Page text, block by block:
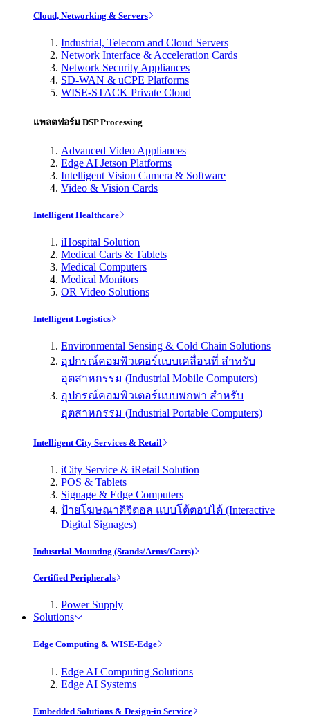
Cloud, Networking & Servers
Industrial, Telecom and Cloud Servers
Network Interface & Acceleration Cards
Network Security Appliances
SD-WAN & uCPE Platforms
WISE-STACK Private Cloud
แพลตฟอร์ม DSP Processing
Advanced Video Appliances
Edge AI Jetson Platforms
Intelligent Vision Camera & Software
Video & Vision Cards
Intelligent Healthcare
iHospital Solution
Medical Carts & Tablets
Medical Computers
Medical Monitors
OR Video Solutions
Intelligent Logistics
Environmental Sensing & Cold Chain Solutions
อุปกรณ์คอมพิวเตอร์แบบเคลื่อนที่ สำหรับ
อุตสาหกรรม (Industrial Mobile Computers)
อุปกรณ์คอมพิวเตอร์แบบพกพา สำหรับ
อุตสาหกรรม (Industrial Portable Computers)
Intelligent City Services & Retail
iCity Service & iRetail Solution
POS & Tablets
Signage & Edge Computers
ป้ายโฆษณาดิจิตอล แบบโต้ตอบได้ (Interactive
Digital Signages)
Industrial Mounting (Stands/Arms/Carts)
Certified Peripherals
Power Supply
Solutions
Edge Computing & WISE-Edge
Edge AI Computing Solutions
Edge AI Systems
Embedded Solutions & Design-in Service